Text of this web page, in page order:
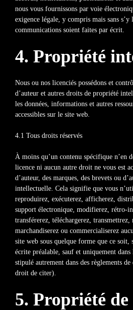
nous vous fournissons par voie
exigence légale, y compris mais sans
communications soient faites par écrit.
4. Propriété
Nous ou nos licenciés possédons et
d’auteur et autres droits de propriété
les données, informations et autres
accessibles sur le site web.
4.1 Tous droits réservés
À moins qu’un contenu spécifique n’en
licence ni aucun autre droit ne vous est
d’auteur, des marques, des brevets ou
intellectuelle. Cela signifie que vous
reproduirez, exécuterez, afficherez,
support électronique, modifierez, rétro-
transférerez, téléchargerez, transmettrez,
marchandiserez ou commercialiserez
site web sous quelque forme que ce soit,
écrite préalable, sauf et uniquement
stipulé autrement dans des règlements
droit de citer).
5. Propriété